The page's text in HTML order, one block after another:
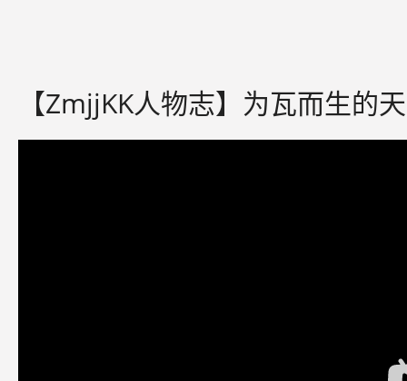
【ZmjjKK人物志】为瓦而生的